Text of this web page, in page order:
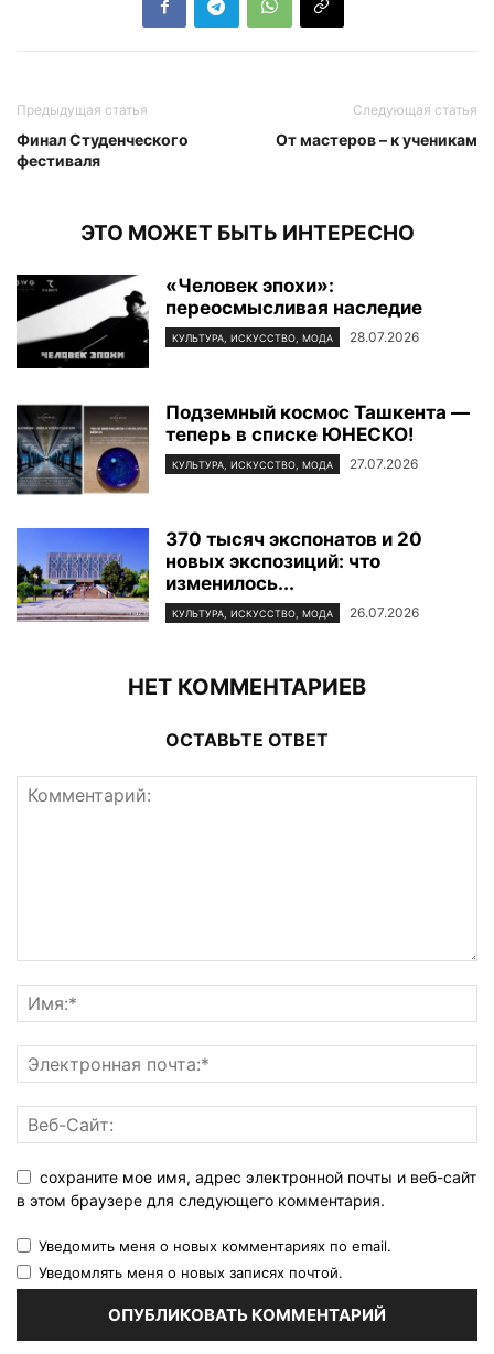
Предыдущая статья
Финал Студенческого
фестиваля
Следующая статья
От мастеров – к ученикам
ЭТО МОЖЕТ БЫТЬ ИНТЕРЕСНО
«Человек эпохи»:
переосмысливая наследие
КУЛЬТУРА, ИСКУССТВО, МОДА 28.07.2026
Подземный космос Ташкента —
теперь в списке ЮНЕСКО!
КУЛЬТУРА, ИСКУССТВО, МОДА 27.07.2026
370 тысяч экспонатов и 20
новых экспозиций: что
изменилось...
КУЛЬТУРА, ИСКУССТВО, МОДА 26.07.2026
НЕТ КОММЕНТАРИЕВ
ОСТАВЬТЕ ОТВЕТ
сохраните мое имя, адрес электронной почты и веб-сайт
в этом браузере для следующего комментария.
Уведомить меня о новых комментариях по email.
Уведомлять меня о новых записях почтой.